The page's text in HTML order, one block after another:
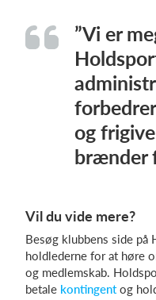
”Vi er
og
brænder
Vil du vide mere?
Besøg klubbens side
holdlederne for at høre
og medlemskab.
betale kontingentog